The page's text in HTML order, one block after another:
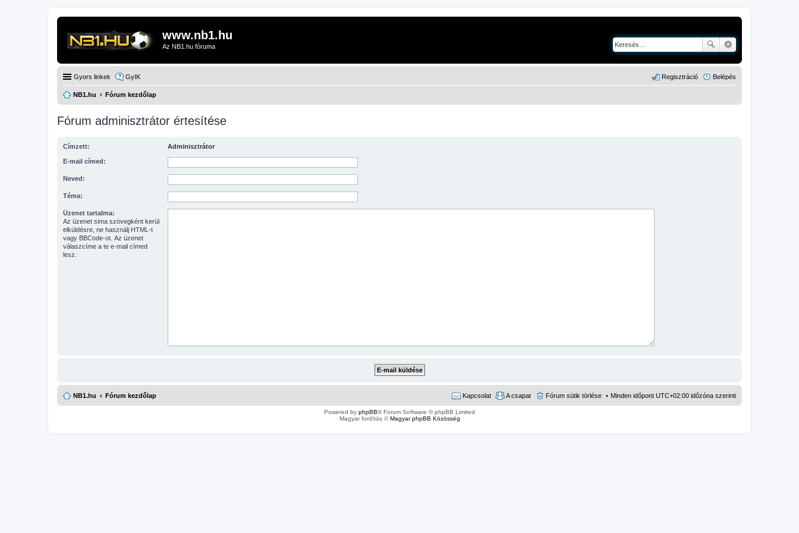
www.nb1.hu
Az NB1.hu fóruma
Gyors linkek GyIK Belépés
Regisztráció
NB1.hu Fórum kezdőlap
Fórum adminisztrátor értesítése
Címzett: Adminisztrátor
E-mail címed:
Neved:
Téma:
Üzenet tartalma:
Az üzenet sima szövegként kerül
elküldésre, ne használj HTML-t
vagy BBCode-ot. Az üzenet
válaszcíme a te e-mail címed
lesz.
NB1.hu Fórum kezdőlap Minden időpont UTC+02:00 időzóna szerinti
Fórum sütik törlése
A csapat
Kapcsolat
Powered by phpBB® Forum Software © phpBB Limited
Magyar fordítás ©Magyar phpBB Közösség